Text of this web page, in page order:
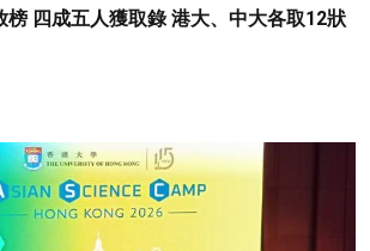
榜 四成五人獲取錄 港大、中大各取12狀